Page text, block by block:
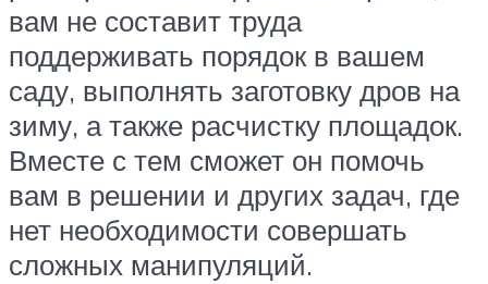
вам не составит труда
поддерживать порядок в вашем
саду, выполнять заготовку дров на
зиму, а также расчистку площадок.
Вместе с тем сможет он помочь
вам в решении и других задач, где
нет необходимости совершать
сложных манипуляций.